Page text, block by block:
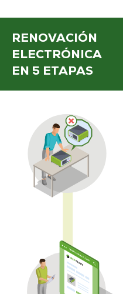
RENOVACIÓN
ELECTRÓNICA
EN 5 ETAPAS